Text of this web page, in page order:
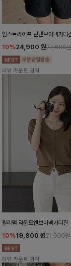
함스트라이프 린넨브이넥가디
10%24,900 원27,600원
리뷰 카운트 영역
윌리덤 라운드앤브이넥가디건
10%19,800 원21,900원
리뷰 카운트 영역